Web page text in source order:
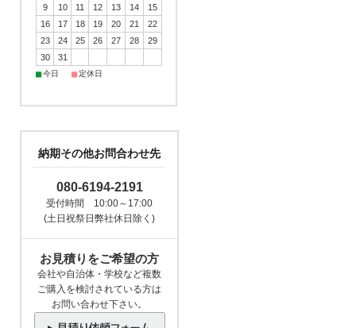
9
10 11 12 13 14
15
16
17 18 19 20 21
22
23
24 25 26 27 28
29
30
31
■今日 ■定休日
納期その他お問合わせ先
080-6194-2191
受付時間 10:00～17:00
(土日祝祭日弊社休日除く)
お見積りをご希望の方
会社や自治体・学校など複数
ご購入を検討されている方は
お問い合わせ下さい。